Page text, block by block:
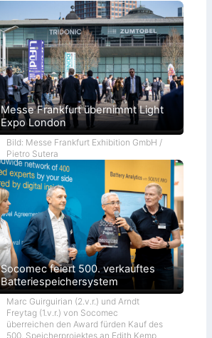
Messe Frankfurt übernimmt Light
Expo London
Bild: Messe Frankfurt Exhibition GmbH /
Pietro Sutera
Socomec feiert 500. verkauftes
Batteriespeichersystem
Marc Guirguirian (2.v.r.) und Arndt
Freytag (1.v.r.) von Socomec
überreichen den Award fürden Kauf des
500. Speicherprojektes an Edith Kemp